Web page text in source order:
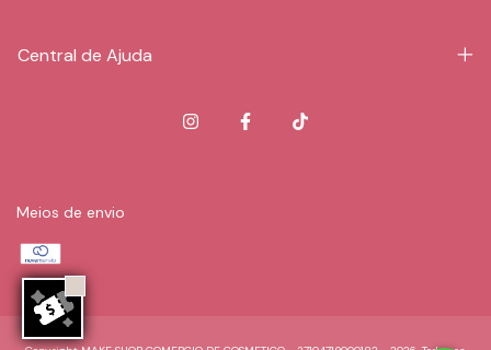
Central de Ajuda
Meios de envio